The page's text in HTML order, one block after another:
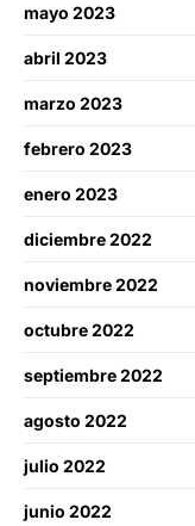
mayo 2023
abril 2023
marzo 2023
febrero 2023
enero 2023
diciembre 2022
noviembre 2022
octubre 2022
septiembre 2022
agosto 2022
julio 2022
junio 2022